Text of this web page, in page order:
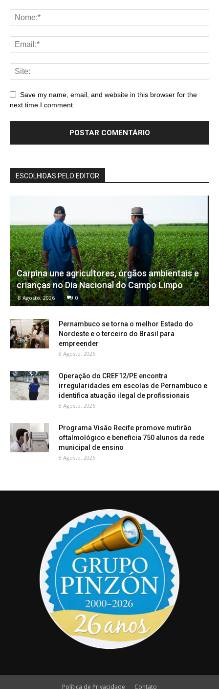
Save my name, email, and website in this browser for the
next time I comment.
ESCOLHIDAS PELO EDITOR
Carpina une agricultores, órgãos ambientais e
crianças no Dia Nacional do Campo Limpo
8 Agosto, 2026 0
Pernambuco se torna o melhor Estado do
Nordeste e o terceiro do Brasil para
empreender
8 Agosto, 2026
Operação do CREF12/PE encontra
irregularidades em escolas de Pernambuco e
identifica atuação ilegal de profissionais
8 Agosto, 2026
Programa Visão Recife promove mutirão
oftalmológico e beneficia 750 alunos da rede
municipal de ensino
8 Agosto, 2026
Política de Privacidade Contato